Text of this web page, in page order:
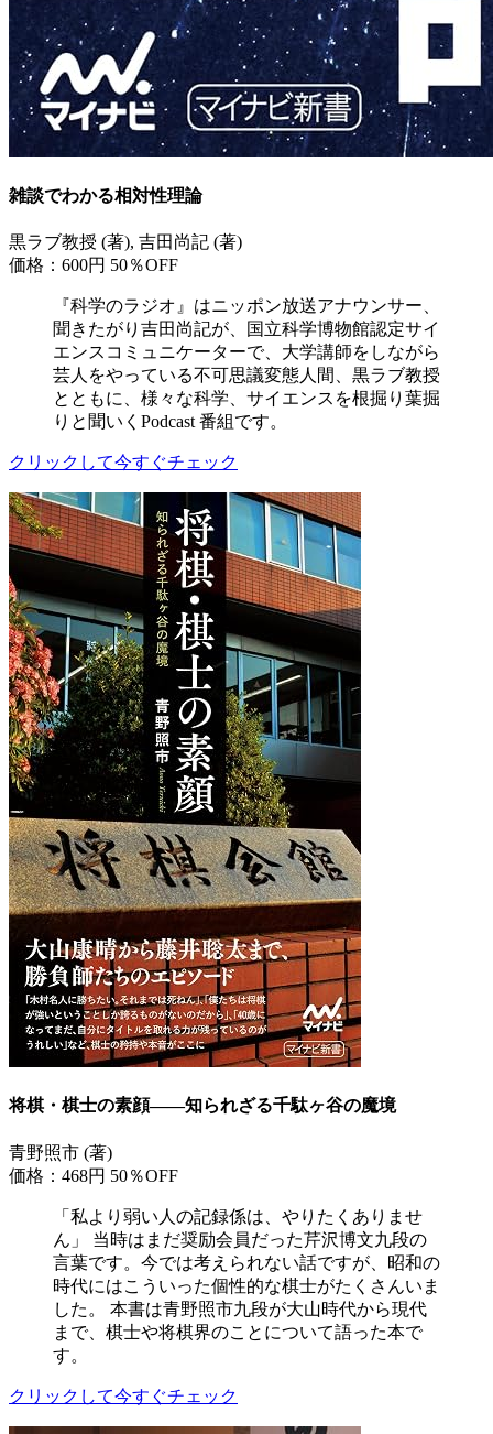
雑談でわかる相対性理論
黒ラブ教授 (著), 吉田尚記 (著)
価格：600円 50％OFF
『科学のラジオ』はニッポン放送アナウンサー、
聞きたがり吉田尚記が、国立科学博物館認定サイ
エンスコミュニケーターで、大学講師をしながら
芸人をやっている不可思議変態人間、黒ラブ教授
とともに、様々な科学、サイエンスを根掘り葉掘
りと聞いくPodcast 番組です。
クリックして今すぐチェック
将棋・棋士の素顔――知られざる千駄ヶ谷の魔境
青野照市 (著)
価格：468円 50％OFF
「私より弱い人の記録係は、やりたくありませ
ん」 当時はまだ奨励会員だった芹沢博文九段の
言葉です。今では考えられない話ですが、昭和の
時代にはこういった個性的な棋士がたくさんいま
した。 本書は青野照市九段が大山時代から現代
まで、棋士や将棋界のことについて語った本で
す。
クリックして今すぐチェック